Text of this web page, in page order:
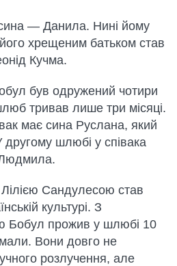
— Данила. Нині йому
хрещеним батьком став
Кучма.
був одружений чотири
тривав лише три місяці.
має сина Руслана, який
шлюбі у співака
Сандулесою став
культурі. З
Бобул прожив у шлюбі 10
Вони довго не
розлучення, але